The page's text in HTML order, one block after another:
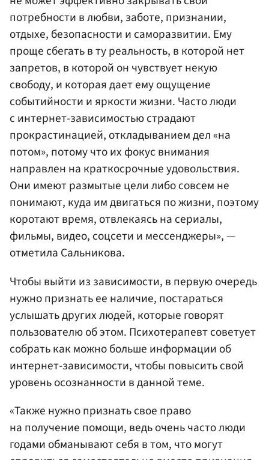
потребности в любви, заботе, признании,
отдыхе, безопасности и саморазвитии. Ему
проще сбегать в ту реальность, в которой нет
запретов, в которой он чувствует некую
свободу, и которая дает ему ощущение
событийности и яркости жизни. Часто люди
с интернет-зависимостью страдают
прокрастинацией, откладыванием дел «на
потом», потому что их фокус внимания
направлен на краткосрочные удовольствия.
Они имеют размытые цели либо совсем не
понимают, куда им двигаться по жизни, поэтому
коротают время, отвлекаясь на сериалы,
фильмы, видео, соцсети и мессенджеры», —
отметила Сальникова.
Чтобы выйти из зависимости, в первую очередь
нужно признать ее наличие, постараться
услышать других людей, которые говорят
пользователю об этом. Психотерапевт советует
собрать как можно больше информации об
интернет-зависимости, чтобы повысить свой
уровень осознанности в данной теме.
«Также нужно признать свое право
на получение помощи, ведь очень часто люди
годами обманывают себя в том, что могут